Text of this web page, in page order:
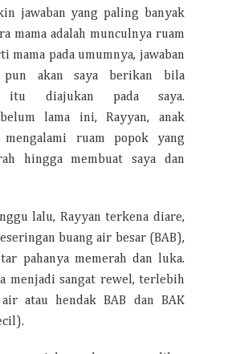
jawaban yang paling banyak
mama adalah munculnya ruam
mama pada umumnya, jawaban
pun akan saya berikan bila
itu diajukan pada saya.
lama ini, Rayyan, anak
mengalami ruam popok yang
hingga membuat saya dan
lalu, Rayyan terkena diare,
buang air besar (BAB),
pahanya memerah dan luka.
menjadi sangat rewel, terlebih
atau hendak BAB dan BAK